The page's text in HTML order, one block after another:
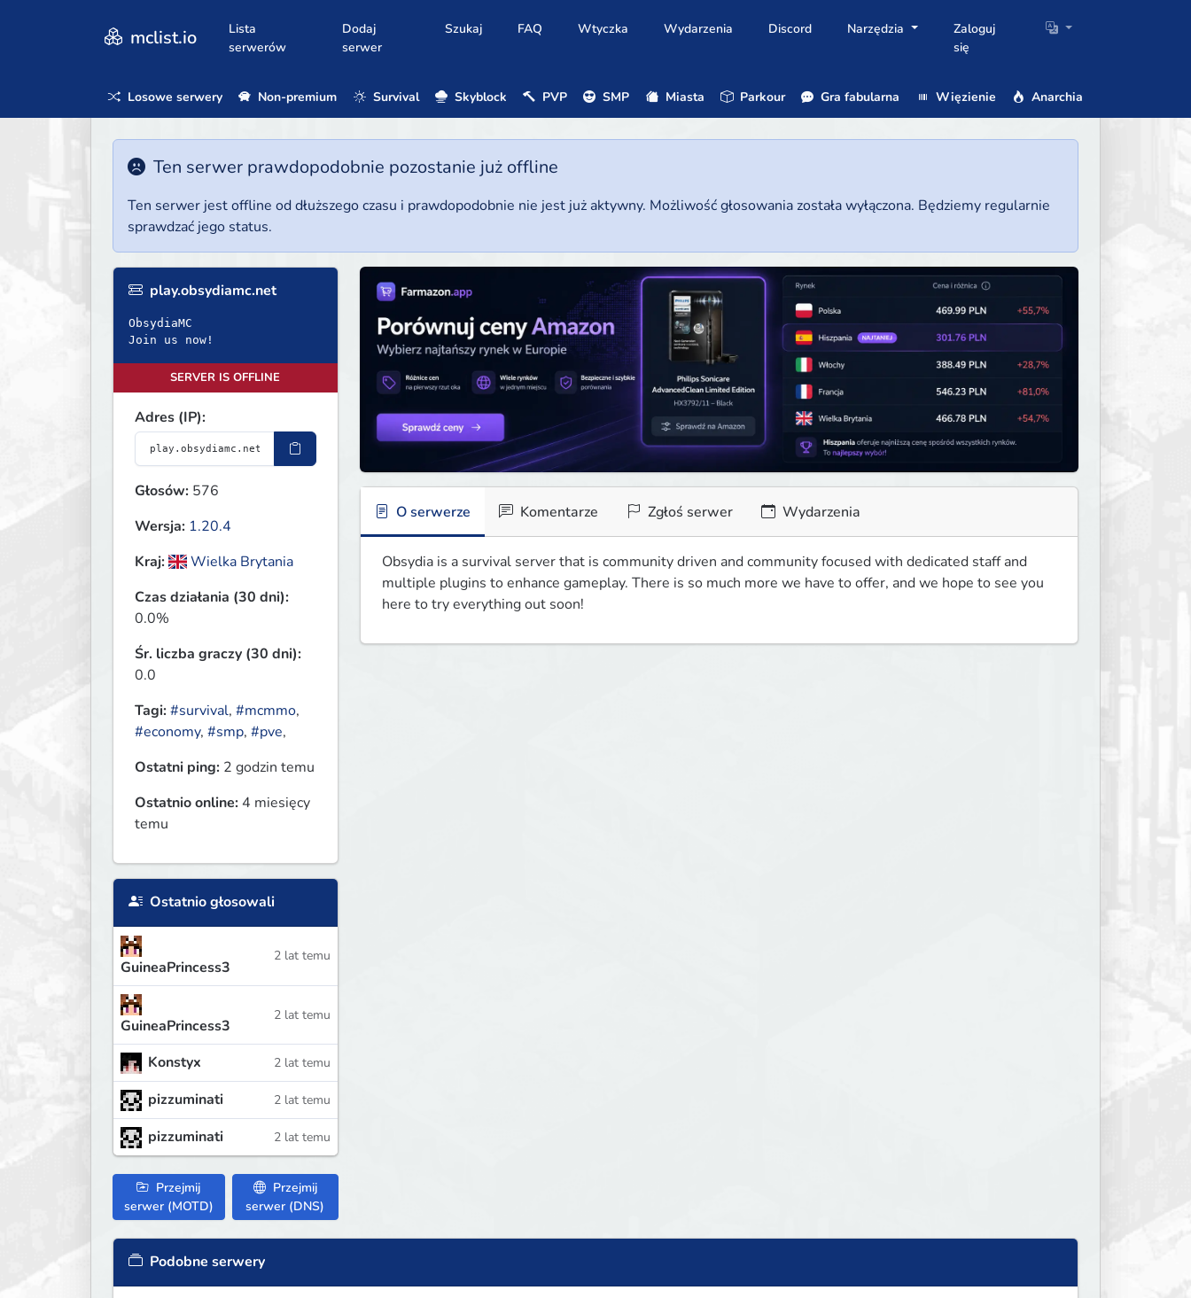
mclist.io
Lista
serwerów
Dodaj
serwer
Szukaj FAQ Wtyczka Wydarzenia Discord Narzędzia
Zaloguj
się
Losowe serwery Non-premium Survival Skyblock PVP SMP Miasta Parkour Gra fabularna Więzienie Anarchia
Ten serwer prawdopodobnie pozostanie już offline
Ten serwer jest offline od dłuższego czasu i prawdopodobnie nie jest już aktywny. Możliwość głosowania została wyłączona. Będziemy regularnie
sprawdzać jego status.
play.obsydiamc.net
ObsydiaMC
Join us now!
SERVER IS OFFLINE
Adres (IP):
Głosów: 576
Wersja: 1.20.4
Kraj:
Wielka Brytania
Czas działania (30 dni):
0.0%
Śr. liczba graczy (30 dni):
0.0
Tagi:#survival, #mcmmo,
#economy, #smp, #pve,
Ostatni ping: 2 godzin temu
Ostatnio online: 4 miesięcy
temu
Ostatnio głosowali
GuineaPrincess3
2 lat temu
GuineaPrincess3
2 lat temu
Konstyx 2 lat temu
pizzuminati 2 lat temu
pizzuminati 2 lat temu
Przejmij
serwer (MOTD)
Przejmij
serwer (DNS)
O serwerze Komentarze Zgłoś serwer Wydarzenia
Obsydia is a survival server that is community driven and community focused with dedicated staff and
multiple plugins to enhance gameplay. There is so much more we have to offer, and we hope to see you
here to try everything out soon!
Podobne serwery